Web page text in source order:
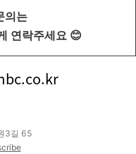
의는
연락주세요 😊
3길 65